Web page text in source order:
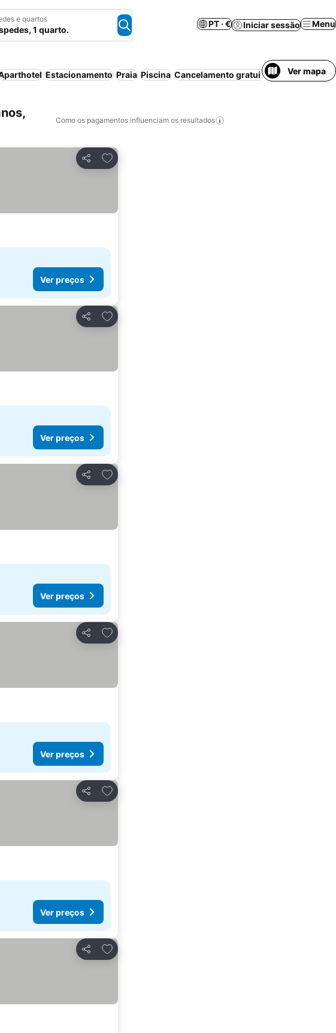
e quartos
1 quarto.
PT · € Iniciar sessão Menu
Estacionamento Praia Piscina Cancelamento gratuito Ver mapa
Como os pagamentos influenciam os resultados
Partilhar
Adicionar aos favoritos
Ver preços
Partilhar
Adicionar aos favoritos
Ver preços
Partilhar
Adicionar aos favoritos
Ver preços
Partilhar
Adicionar aos favoritos
Ver preços
Partilhar
Adicionar aos favoritos
Ver preços
Partilhar
Adicionar aos favoritos